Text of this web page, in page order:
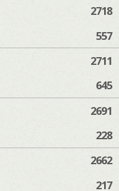
2718
557
2711
645
2691
228
2662
217